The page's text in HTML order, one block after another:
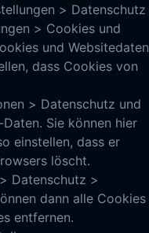
> Datenschutz
> Cookies und
und Websitedaten
dass Cookies von
> Datenschutz und
Sie können hier
einstellen, dass er
löscht.
Datenschutz >
dann alle Cookies
entfernen.